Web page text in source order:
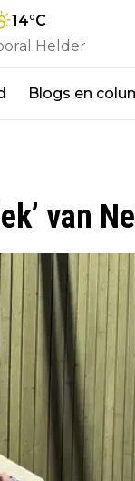
14°C
Helder
Blogs en
van